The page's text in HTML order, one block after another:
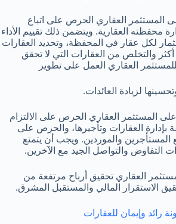
المستثمر العقاري الحرص على اتباع
محفظته العقارية. ويتضمن ذلك تقييم الأداء
لكل عقار في المحفظة، وتحديد العقارات
أكثر والتخلص من العقارات التي لا تحقق
العقاري العمل على تطوير
لزيادة العائدات.
المستثمر العقاري الحرص على الالتزام
بإدارة العقارات وتأجيرها، والحرص على
المستأجرين والموردين. ويجب أن يتمتع
التفاوض والتواصل الجيد مع الآخرين.
العقاري تحقيق أرباح مرتفعة من
الاستقرار المالي والمستقبل المشرق.
رائد وإيمان للعقارات